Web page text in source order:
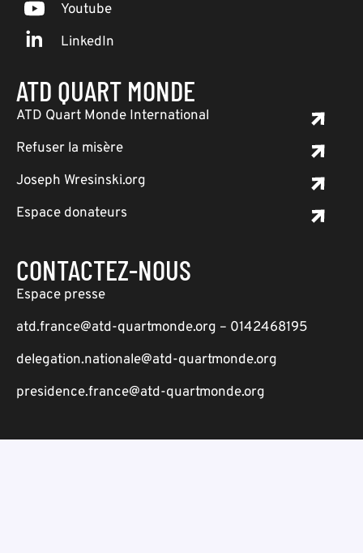
Youtube
LinkedIn
ATD QUART MONDE
ATD Quart Monde International
Refuser la misère
Joseph Wresinski.org
Espace donateurs
CONTACTEZ-NOUS
Espace presse
atd.france@atd-quartmonde.org – 0142468195
delegation.nationale@atd-quartmonde.org
presidence.france@atd-quartmonde.org